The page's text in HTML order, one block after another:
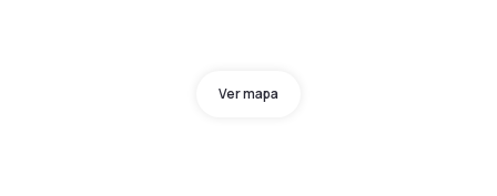
Ver mapa